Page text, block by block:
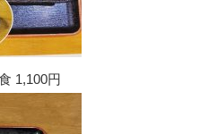
1,100円